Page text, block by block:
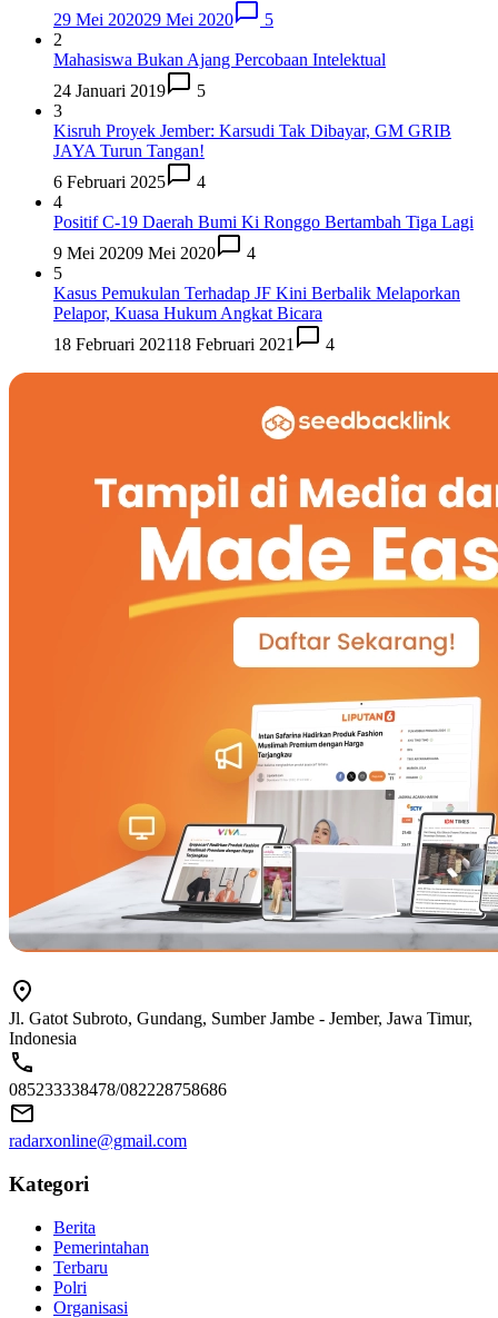
29 Mei 202029 Mei 2020
5
2
Mahasiswa Bukan Ajang Percobaan Intelektual
24 Januari 2019
5
3
Kisruh Proyek Jember: Karsudi Tak Dibayar, GM GRIB
JAYA Turun Tangan!
6 Februari 2025
4
4
Positif C-19 Daerah Bumi Ki Ronggo Bertambah Tiga Lagi
9 Mei 20209 Mei 2020
4
5
Kasus Pemukulan Terhadap JF Kini Berbalik Melaporkan
Pelapor, Kuasa Hukum Angkat Bicara
18 Februari 202118 Februari 2021 4
Jl. Gatot Subroto, Gundang, Sumber Jambe - Jember, Jawa Timur,
Indonesia
085233338478/082228758686
radarxonline@gmail.com
Kategori
Berita
Pemerintahan
Terbaru
Polri
Organisasi